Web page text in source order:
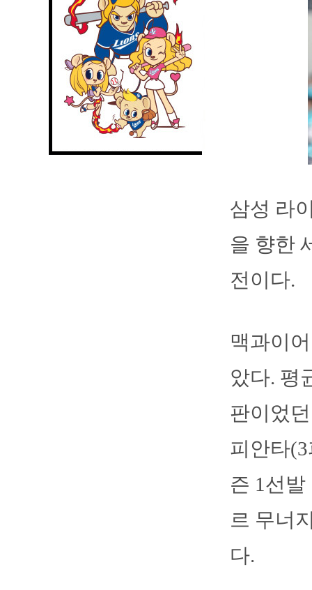
삼성 라
을 향한
전이다.
맥과이
았다. 평
판이었
피안타
즌 1선
르 무너
다.